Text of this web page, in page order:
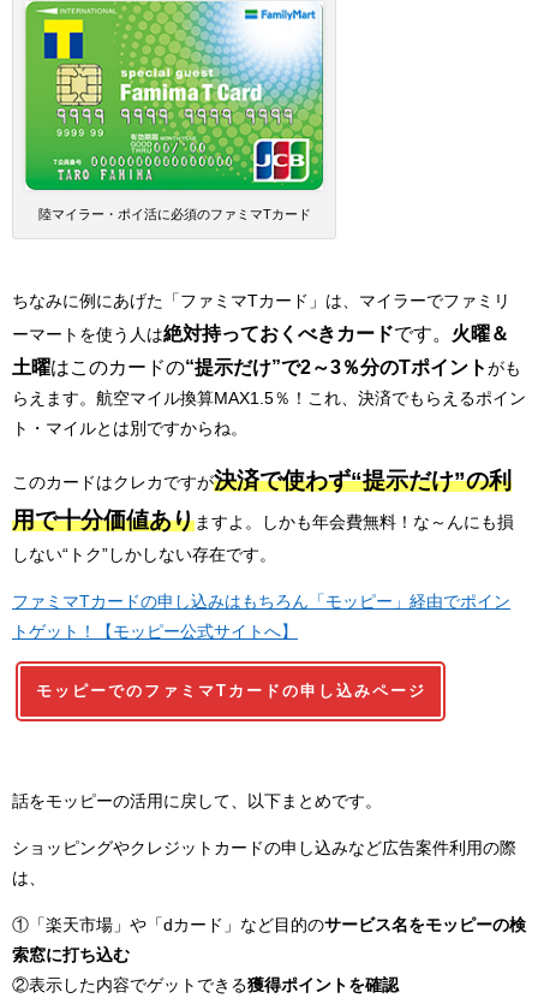
陸マイラー・ポイ活に必須のファミマTカード
ちなみに例にあげた「ファミマTカード」は、マイラーでファミリ
ーマートを使う人は絶対持っておくべきカードです。 火曜＆
土曜はこのカードの“提示だけ”で2～3％分のTポイント がも
らえます。航空マイル換算MAX1.5％！これ、決済でもらえるポイン
ト・マイルとは別ですからね。
このカードはクレカですが決済で使わず“提示だけ”の利
用で十分価値あり ますよ。しかも年会費無料！な～んにも損
しない“トク”しかしない存在です。
ファミマTカードの申し込みはもちろん「モッピー」経由でポイン
トゲット！【モッピー公式サイトへ】
モッピーでのファミマTカードの申し込みページ
話をモッピーの活用に戻して、以下まとめです。
ショッピングやクレジットカードの申し込みなど広告案件利用の際
は、
①「楽天市場」や「dカード」など目的のサービス名をモッピーの検
索窓に打ち込む
②表示した内容でゲットできる獲得ポイントを確認